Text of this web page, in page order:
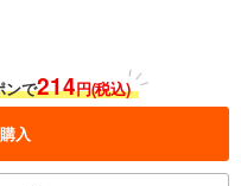
ンで214円(税込)
入